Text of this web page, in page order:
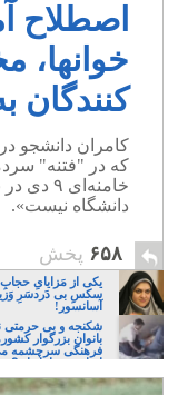
اصطلاح
خوانها،
کنندگان
کامران دانشجو
که در "فتنه"
دانشگاه نیست».
۶۵۸ پخش
یکی از مَزایایِ
سکسِ بی دَردسَرِ
آسانسور!
شکنجه و بی حرمتی
بانوان بزرگوار
فرهنگی سرچشمه
ایرانی، و یا تازیان؟